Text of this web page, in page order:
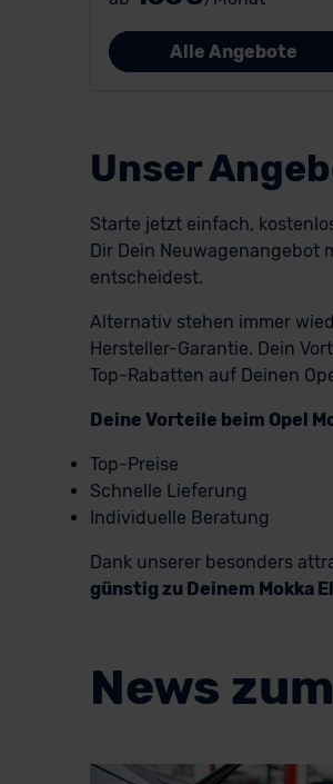
Alle Angebote
Unser
Starte jetzt einfach,
Dir Dein Neuwagenangebot
entscheidest.
Alternativ stehen immer
Hersteller-Garantie. Dein
Top-Rabatten auf Deinen
Deine Vorteile beim Opel
Top-Preise
Schnelle Lieferung
Individuelle Beratung
Dank unserer besonders
günstig zu Deinem Mokka
News